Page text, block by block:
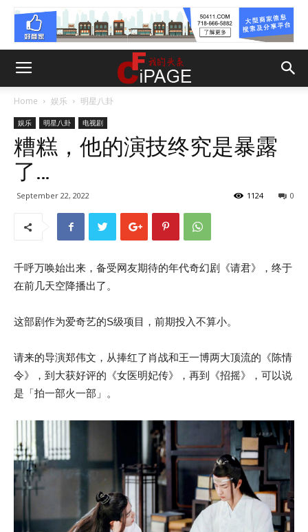
Home 娱乐 明星八卦
娱乐 明星八卦 电视剧
糟糕，他的演技终究是暴露
了…
September 22, 2022 0
1124
千呼万唤始出来，备受网友期待的年代奇幻剧《请君》，终于
在前几天空降播出了。
这部剧作为爱奇艺的S级项目，前期投入不算小。
请来的导演郑伟文，从捧红了肖战和王一博两大顶流的《陈情
令》，到大获好评的《女医明妃传》，再到《招摇》，可以说
是「拍一部火一部」。